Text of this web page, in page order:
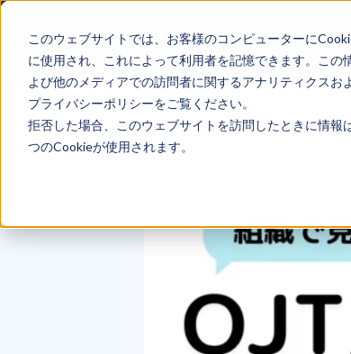
このウェブサイトでは、お客様のコンピューターに
に使用され、これによって利用者を記憶できます。こ
よび他のメディアでの訪問者に関するアナリティクスお
プライバシーポリシーをご覧ください。
拒否した場合、このウェブサイトを訪問したときに情
つのCookieが使用されます。